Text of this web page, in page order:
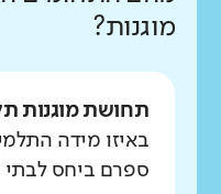
מוגנות?
תחושת מוגנות
באיזו מידה
ספרם ביחס